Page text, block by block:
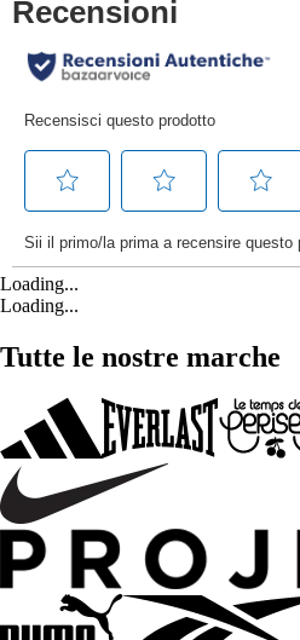
Loading...
Loading...
Tutte le nostre marche